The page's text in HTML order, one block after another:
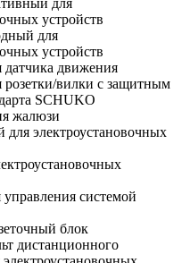
устройств
для
устройств
датчика движения
розетки/вилки с защитным
SCHUKO
жалюзи
для электроустановочных
системой
блок
дистанционного